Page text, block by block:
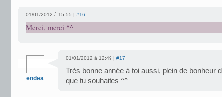
01/01/2012 à 15:55 | #16
Merci, merci ^^
endea
01/01/2012 à 12:49 | #17
Très bonne année à toi aussi, plein de bonheur
que tu souhaites ^^